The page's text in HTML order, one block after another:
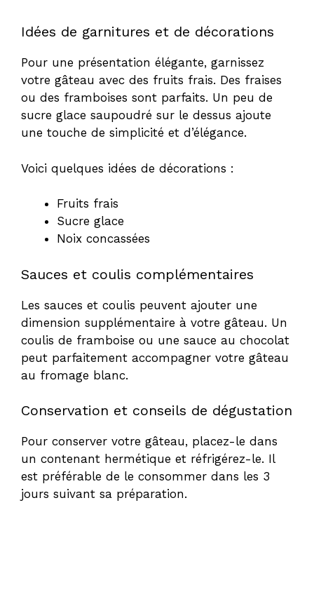
Idées de garnitures et de décorations
Pour une présentation élégante, garnissez
votre gâteau avec des fruits frais. Des fraises
ou des framboises sont parfaits. Un peu de
sucre glace saupoudré sur le dessus ajoute
une touche de simplicité et d’élégance.
Voici quelques idées de décorations :
Fruits frais
Sucre glace
Noix concassées
Sauces et coulis complémentaires
Les sauces et coulis peuvent ajouter une
dimension supplémentaire à votre gâteau. Un
coulis de framboise ou une sauce au chocolat
peut parfaitement accompagner votre gâteau
au fromage blanc.
Conservation et conseils de dégustation
Pour conserver votre gâteau, placez-le dans
un contenant hermétique et réfrigérez-le. Il
est préférable de le consommer dans les 3
jours suivant sa préparation.